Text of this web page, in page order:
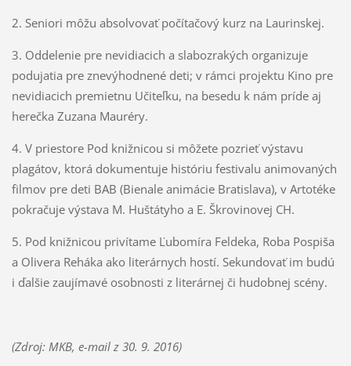
2. Seniori môžu absolvovať počítačový kurz na Laurinskej.
3. Oddelenie pre nevidiacich a slabozrakých organizuje
podujatia pre znevýhodnené deti; v rámci projektu Kino pre
nevidiacich premietnu Učiteľku, na besedu k nám príde aj
herečka Zuzana Mauréry.
4. V priestore Pod knižnicou si môžete pozrieť výstavu
plagátov, ktorá dokumentuje históriu festivalu animovaných
filmov pre deti BAB (Bienale animácie Bratislava), v Artotéke
pokračuje výstava M. Huštátyho a E. Škrovinovej CH.
5. Pod knižnicou privítame Ľubomíra Feldeka, Roba Pospiša
a Olivera Reháka ako literárnych hostí. Sekundovať im budú
i ďalšie zaujímavé osobnosti z literárnej či hudobnej scény.
(Zdroj: MKB, e-mail z 30. 9. 2016)